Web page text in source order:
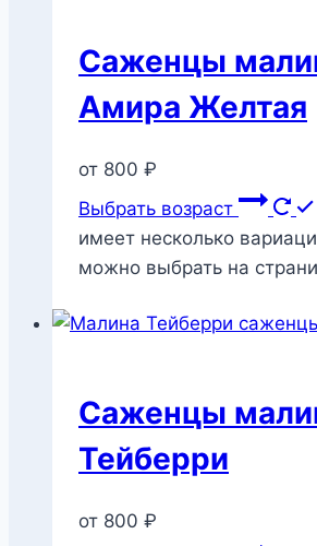
Саженцы
Амира Желтая
от 800 ₽
Выбрать возраст
имеет несколько
можно выбрать на
Саженцы
Тейберри
от 800 ₽